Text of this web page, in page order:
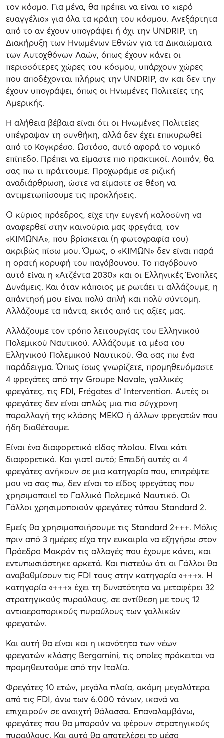
τον κόσμο. Για μένα, θα πρέπει να είναι το «ιερό
ευαγγέλιο» για όλα τα κράτη του κόσμου. Ανεξάρτητα
από το αν έχουν υπογράψει ή όχι την UNDRIP, τη
Διακήρυξη των Ηνωμένων Εθνών για τα Δικαιώματα
των Αυτοχθόνων Λαών, όπως έχουν κάνει οι
περισσότερες χώρες του κόσμου, υπάρχουν χώρες
που αποδέχονται πλήρως την UNDRIP, αν και δεν την
έχουν υπογράψει, όπως οι Ηνωμένες Πολιτείες της
Αμερικής.
Η αλήθεια βέβαια είναι ότι οι Ηνωμένες Πολιτείες
υπέγραψαν τη συνθήκη, αλλά δεν έχει επικυρωθεί
από το Κογκρέσο. Ωστόσο, αυτό αφορά το νομικό
επίπεδο. Πρέπει να είμαστε πιο πρακτικοί. Λοιπόν, θα
σας πω τι πράττουμε. Προχωράμε σε ριζική
αναδιάρθρωση, ώστε να είμαστε σε θέση να
αντιμετωπίσουμε τις προκλήσεις.
Ο κύριος πρόεδρος, είχε την ευγενή καλοσύνη να
αναφερθεί στην καινούρια μας φρεγάτα, τον
«ΚΙΜΩΝΑ», που βρίσκεται (η φωτογραφία του)
ακριβώς πίσω μου. Όμως, ο «ΚΙΜΩΝ» δεν είναι παρά
η ορατή κορυφή του παγόβουνου. Το παγόβουνο
αυτό είναι η «Ατζέντα 2030» και οι Ελληνικές Ένοπλες
Δυνάμεις. Και όταν κάποιος με ρωτάει τι αλλάζουμε, η
απάντησή μου είναι πολύ απλή και πολύ σύντομη.
Αλλάζουμε τα πάντα, εκτός από τις αξίες μας.
Αλλάζουμε τον τρόπο λειτουργίας του Ελληνικού
Πολεμικού Ναυτικού. Αλλάζουμε τα μέσα του
Ελληνικού Πολεμικού Ναυτικού. Θα σας πω ένα
παράδειγμα. Όπως ίσως γνωρίζετε, προμηθευόμαστε
4 φρεγάτες από την Groupe Navale, γαλλικές
φρεγάτες, τις FDI, Frégates d‘ Intervention. Αυτές οι
φρεγάτες δεν είναι απλώς μια πιο σύγχρονη
παραλλαγή της κλάσης MEKO ή άλλων φρεγατών που
ήδη διαθέτουμε.
Είναι ένα διαφορετικό είδος πλοίου. Είναι κάτι
διαφορετικό. Και γιατί αυτό; Επειδή αυτές οι 4
φρεγάτες ανήκουν σε μια κατηγορία που, επιτρέψτε
μου να σας πω, δεν είναι το είδος φρεγάτας που
χρησιμοποιεί το Γαλλικό Πολεμικό Ναυτικό. Οι
Γάλλοι χρησιμοποιούν φρεγάτες τύπου Standard 2.
Εμείς θα χρησιμοποιήσουμε τις Standard 2+++. Μόλις
πριν από 3 ημέρες είχα την ευκαιρία να εξηγήσω στον
Πρόεδρο Μακρόν τις αλλαγές που έχουμε κάνει, και
εντυπωσιάστηκε αρκετά. Και πιστεύω ότι οι Γάλλοι θα
αναβαθμίσουν τις FDI τους στην κατηγορία «+++». Η
κατηγορία «+++» έχει τη δυνατότητα να μεταφέρει 32
στρατηγικούς πυραύλους, σε αντίθεση με τους 12
αντιαεροπορικούς πυραύλους των γαλλικών
φρεγατών.
Και αυτή θα είναι και η ικανότητα των νέων
φρεγατών κλάσης Bergamini, τις οποίες πρόκειται να
προμηθευτούμε από την Ιταλία.
Φρεγάτες 10 ετών, μεγάλα πλοία, ακόμη μεγαλύτερα
από τις FDI, άνω των 6.000 τόνων, ικανά να
επιχειρούν σε ανοιχτή θάλασσα. Επαναλαμβάνω,
φρεγάτες που θα μπορούν να φέρουν στρατηγικούς
πυραύλους. Και αυτό θα αποτελέσει το μέσο